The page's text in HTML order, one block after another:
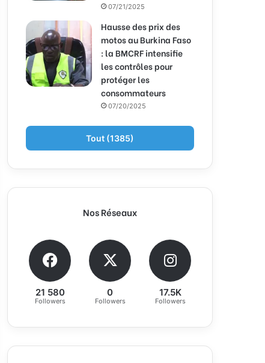
07/21/2025
Hausse des prix des
motos au Burkina Faso
: la BMCRF intensifie
les contrôles pour
protéger les
consommateurs
07/20/2025
Tout (1385)
Nos Réseaux
21 580
Followers
0
Followers
17.5K
Followers